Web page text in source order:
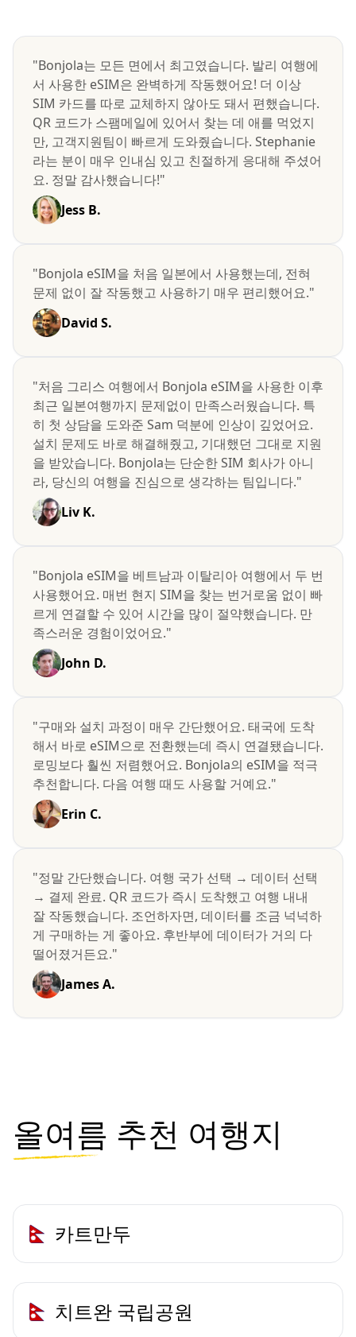
"Bonjola는 모든 면에서 최고였습니다. 발리 여행에
서 사용한 eSIM은 완벽하게 작동했어요! 더 이상
SIM 카드를 따로 교체하지 않아도 돼서 편했습니다.
QR 코드가 스팸메일에 있어서 찾는 데 애를 먹었지
만, 고객지원팀이 빠르게 도와줬습니다. Stephanie
라는 분이 매우 인내심 있고 친절하게 응대해 주셨어
요. 정말 감사했습니다!"
Jess B.
"Bonjola eSIM을 처음 일본에서 사용했는데, 전혀
문제 없이 잘 작동했고 사용하기 매우 편리했어요."
David S.
"처음 그리스 여행에서 Bonjola eSIM을 사용한 이후
최근 일본여행까지 문제없이 만족스러웠습니다. 특
히 첫 상담을 도와준 Sam 덕분에 인상이 깊었어요.
설치 문제도 바로 해결해줬고, 기대했던 그대로 지원
을 받았습니다. Bonjola는 단순한 SIM 회사가 아니
라, 당신의 여행을 진심으로 생각하는 팀입니다."
Liv K.
"Bonjola eSIM을 베트남과 이탈리아 여행에서 두 번
사용했어요. 매번 현지 SIM을 찾는 번거로움 없이 빠
르게 연결할 수 있어 시간을 많이 절약했습니다. 만
족스러운 경험이었어요."
John D.
"구매와 설치 과정이 매우 간단했어요. 태국에 도착
해서 바로 eSIM으로 전환했는데 즉시 연결됐습니다.
로밍보다 훨씬 저렴했어요. Bonjola의 eSIM을 적극
추천합니다. 다음 여행 때도 사용할 거예요."
Erin C.
"정말 간단했습니다. 여행 국가 선택 → 데이터 선택
→ 결제 완료. QR 코드가 즉시 도착했고 여행 내내
잘 작동했습니다. 조언하자면, 데이터를 조금 넉넉하
게 구매하는 게 좋아요. 후반부에 데이터가 거의 다
떨어졌거든요."
James A.
올여름 추천 여행지
카트만두
치트완 국립공원